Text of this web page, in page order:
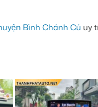
Bình Chánh Củ uy